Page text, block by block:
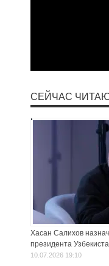
СЕЙЧАС
Хасан Салихов
президента
10.07.2026 19:10